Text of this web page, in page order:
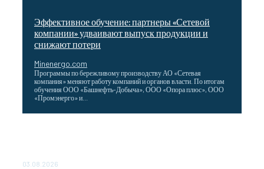
Эффективное обучение: партнеры «Сетевой
компании» удваивают выпуск продукции и
снижают потери
Minenergo.com
Программы по бережливому производству АО «Сетевая
компания» меняют работу компаний и органов власти. По итогам
обучения ООО «Башнефть-Добыча», ООО «Опора плюс», ООО
«Промэнерго» и...
03.08.2026